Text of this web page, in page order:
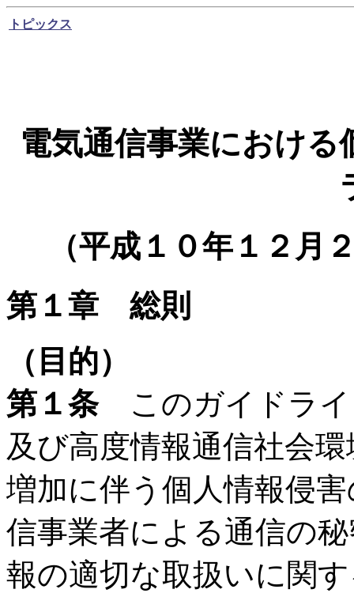
トピックス
電気通信事業におけ
（平成１０年１２月
第１章 総則
（目的）
第１条このガイドライ
及び高度情報通信社会
増加に伴う個人情報侵
信事業者による通信の
報の適切な取扱いに関